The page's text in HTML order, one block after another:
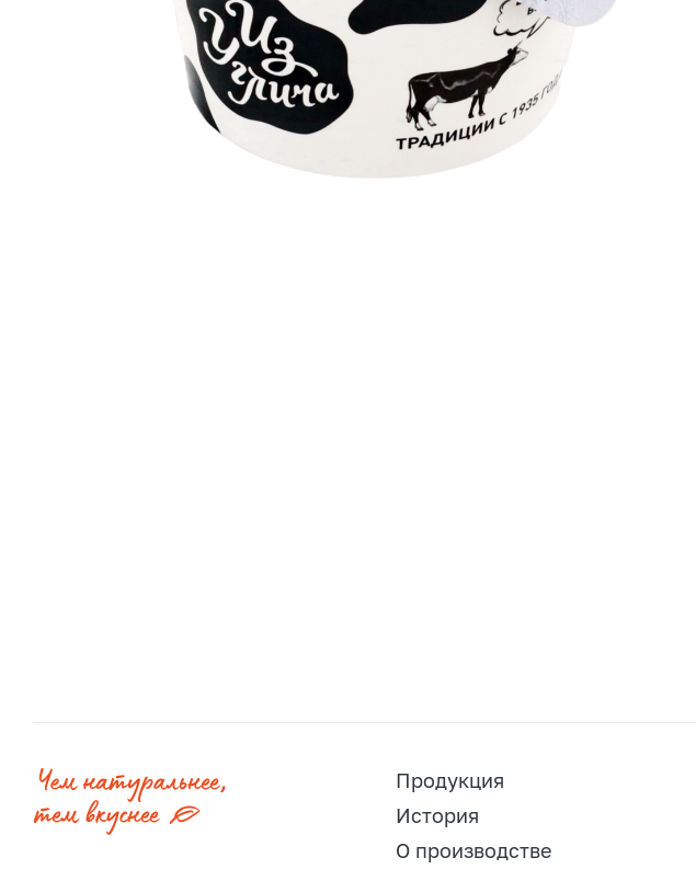
Продукция
История
О производстве